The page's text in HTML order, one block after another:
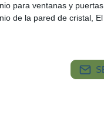
para ventanas y
de la pared de cristal,